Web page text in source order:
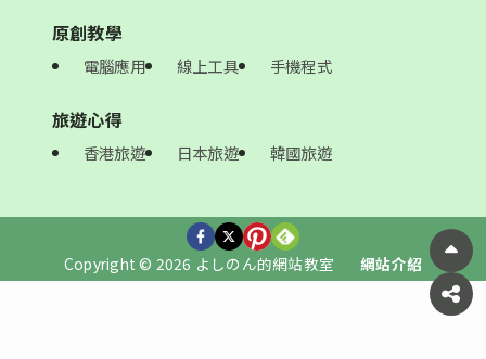
原創教學
電腦應用 線上工具 手機程式
旅遊心得
香港旅遊 日本旅遊 韓國旅遊
Copyright © 2026 よしのん的網站教室 網站介紹